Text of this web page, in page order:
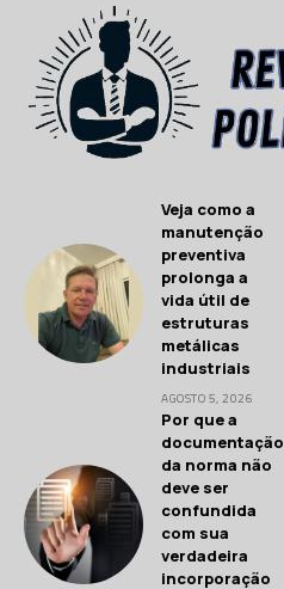
Veja como a
manutenção
preventiva
prolonga a
vida útil de
estruturas
metálicas
industriais
AGOSTO 5, 2026
Por que a
documentação
da norma não
deve ser
confundida
com sua
verdadeira
incorporação